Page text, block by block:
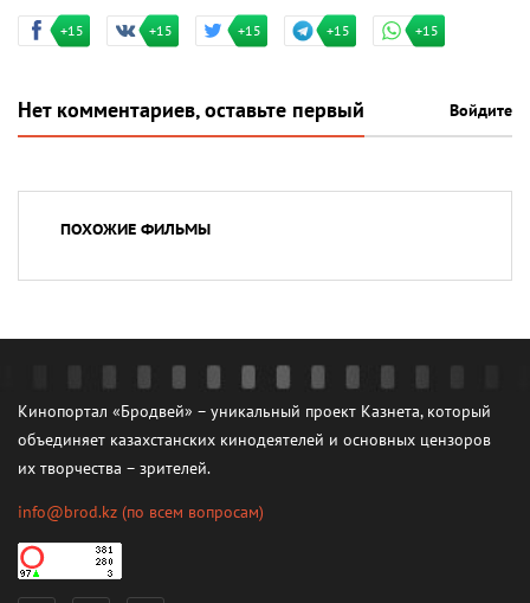
+15 +15 +15 +15 +15
Нет комментариев, оставьте первый Войдите
ПОХОЖИЕ ФИЛЬМЫ
Кинопортал «Бродвей» – уникальный проект Казнета, который
объединяет казахстанских кинодеятелей и основных цензоров
их творчества – зрителей.
info@brod.kz (по всем вопросам)